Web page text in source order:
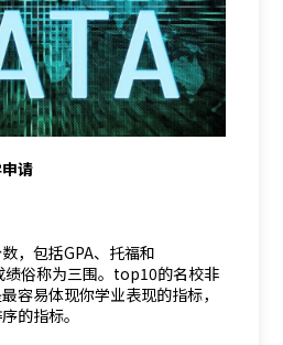
请
，包括GPA、托福和
绩俗称为三围。top10的名校非
容易体现你学业表现的指标，
的指标。